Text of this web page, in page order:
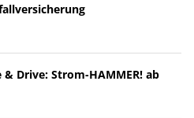
& Drive: Strom-HAMMER! ab